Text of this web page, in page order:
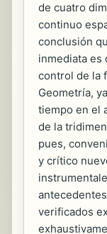
de cuatro
continuo
conclusión
inmediata es
control de la
Geometría,
tiempo en el
de la
pues,
y crítico
verificados